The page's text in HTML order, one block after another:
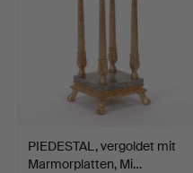
PIEDESTAL, vergoldet mit
Marmorplatten, Mi…